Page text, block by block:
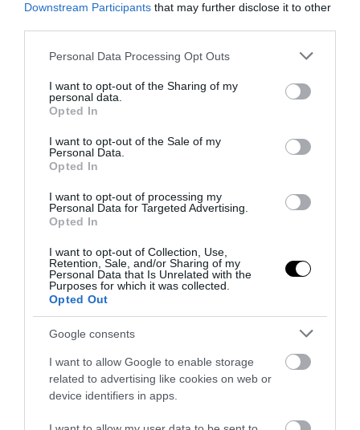
Downstream Participants that may further disclose it to other
Please note that this website/app uses one or more Google
not limited to your visit or usage behaviour. You may click to
grant or deny consent to Google and its third-party tags to
use your data for below specified purposes in below Google
consent section.
Personal Data Processing Opt Outs
I want to opt-out of the Sharing of my
personal data.
Opted In
I want to opt-out of the Sale of my
Personal Data.
Opted In
I want to opt-out of processing my
Personal Data for Targeted Advertising.
Opted In
I want to opt-out of Collection, Use,
Retention, Sale, and/or Sharing of my
Personal Data that Is Unrelated with the
Purposes for which it was collected.
Opted Out
Google consents
I want to allow Google to enable storage
related to advertising like cookies on web or
device identifiers in apps.
PRONEWS.GR /ΚΥΒΕΡΝΗΣΗ
Συνάντηση Κ.Μητσοτάκη – Χ.Δούκα την
Παρασκευή στο Μέγαρο Μαξίμου
30.07.2026 | 23:36